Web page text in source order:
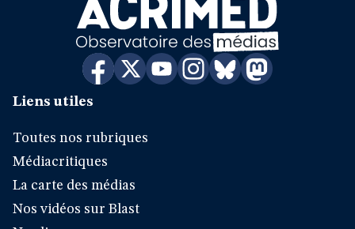
Liens utiles
Toutes nos rubriques
Médiacritiques
La carte des médias
Nos vidéos sur Blast